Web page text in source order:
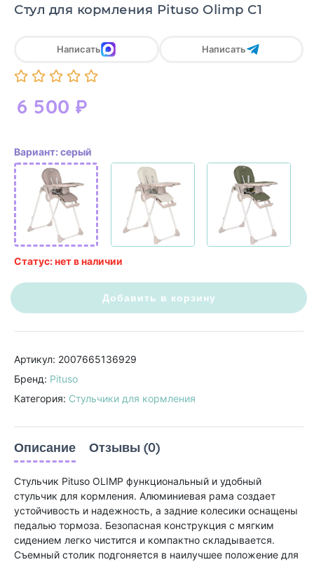
Стул для кормления Pituso Olimp C1
6 500 ₽
Написать Написать
Вариант: серый
Статус: нет в наличии
Добавить в корзину
Артикул: 2007665136929
Бренд: Pituso
Категория: Стульчики для кормления
Описание Отзывы (0)
Стульчик Pituso OLIMP функциональный и удобный
стульчик для кормления. Алюминиевая рама создает
устойчивость и надежность, а задние колесики оснащены
педалью тормоза. Безопасная конструкция с мягким
сидением легко чистится и компактно складывается.
Съемный столик подгоняется в наилучшее положение для